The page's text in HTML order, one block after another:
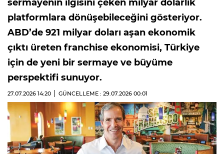
sermayenin ilgisini çeken milyar dolarlık
platformlara dönüşebileceğini gösteriyor.
ABD’de 921 milyar doları aşan ekonomik
çıktı üreten franchise ekonomisi, Türkiye
için de yeni bir sermaye ve büyüme
perspektifi sunuyor.
27.07.2026 14:20 GÜNCELLEME : 29.07.2026 00:01